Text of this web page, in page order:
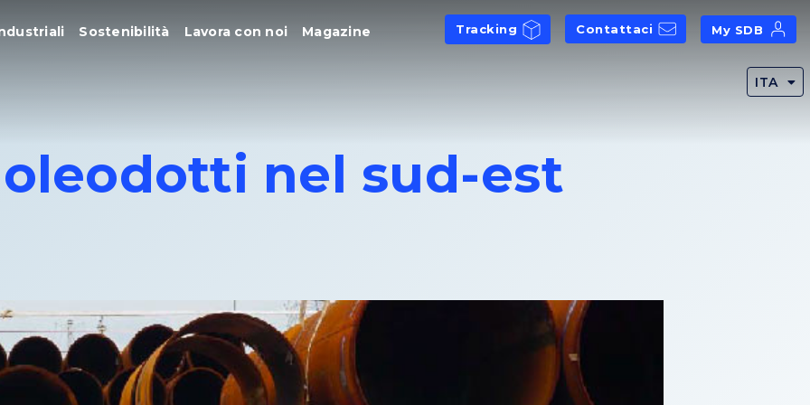
Sostenibilità Lavora con noi Magazine Tracking Contattaci My SDB
ITA
nel sud-est